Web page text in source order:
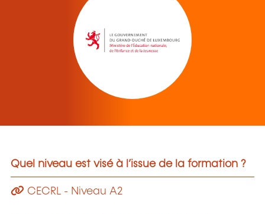
Quel niveau est visé à l’issue de la formation ?
CECRL - Niveau A2